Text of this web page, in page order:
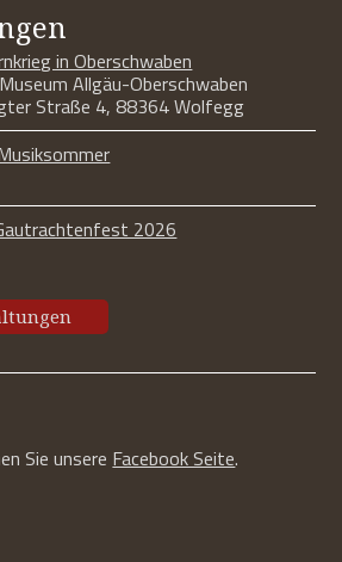
in Oberschwaben
Allgäu-Oberschwaben
Straße 4, 88364 Wolfegg
2026
Sie unsere Facebook Seite.